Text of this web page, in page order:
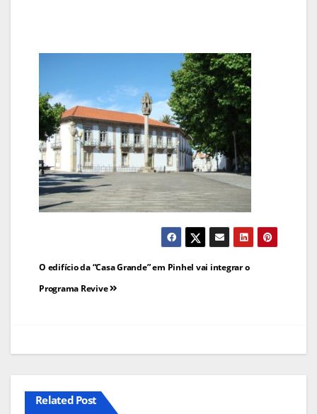
Navegação
de
O edifício da “Casa Grande” em Pinhel vai integrar o
Programa Revive
Related Post